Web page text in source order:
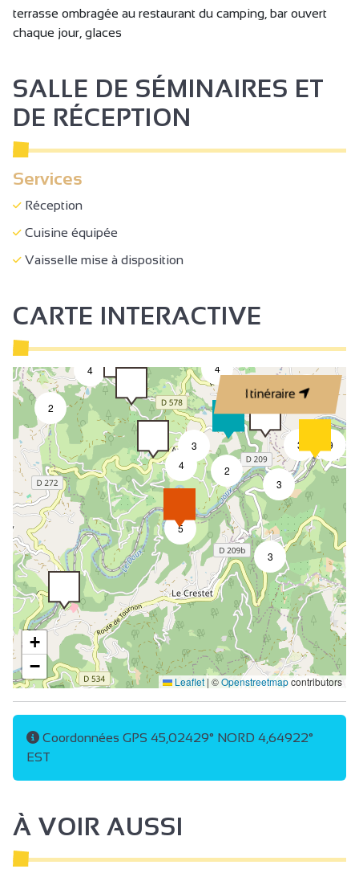
terrasse ombragée au restaurant du camping, bar ouvert
chaque jour, glaces
SALLE DE SÉMINAIRES ET
DE RÉCEPTION
Services
Réception
Cuisine équipée
Vaisselle mise à disposition
CARTE INTERACTIVE
Itinéraire
3
2
3
4
5
2
4 4
3
3
2
9
+
−
Leaflet | ©Openstreetmapcontributors
Coordonnées GPS 45,02429° NORD 4,64922°
EST
À VOIR AUSSI